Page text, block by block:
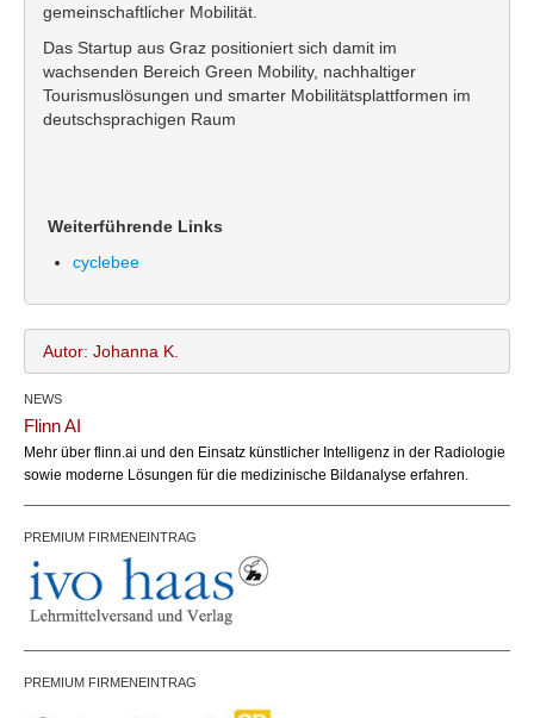
gemeinschaftlicher Mobilität.
Das Startup aus Graz positioniert sich damit im
wachsenden Bereich Green Mobility, nachhaltiger
Tourismuslösungen und smarter Mobilitätsplattformen im
deutschsprachigen Raum
Weiterführende Links
cyclebee
Autor: Johanna K.
https://cyclebee.app/
NEWS
Flinn AI
Mehr über flinn.ai und den Einsatz künstlicher Intelligenz in der Radiologie
sowie moderne Lösungen für die medizinische Bildanalyse erfahren.
PREMIUM FIRMENEINTRAG
PREMIUM FIRMENEINTRAG